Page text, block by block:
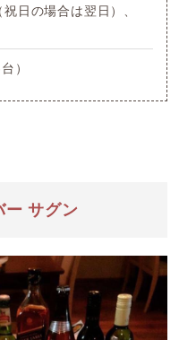
日の場合は翌日）、
）
ー サグン